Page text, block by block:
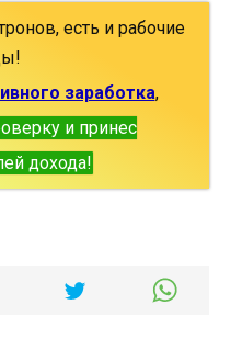
есть и рабочие
заработка,
и принес
дохода!